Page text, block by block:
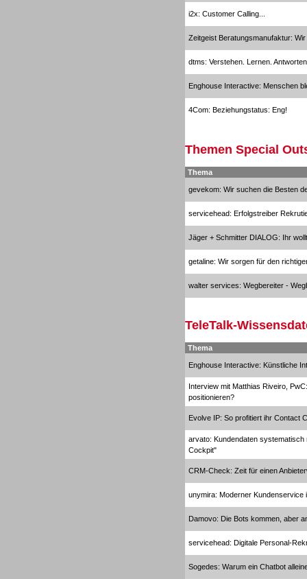
i2x: Customer Calling...
Zeitgeist Beratungsmanufaktur:
dtms: Verstehen. Lernen. Antworten
Enghouse Interactive: Menschen
4Com: Beziehungstatus: Eng!
Themen Special
Thema
gevekom: Wir suchen die Besten
servicehead: Erfolgstreiber
Jäger + Schmitter DIALOG: Ihr
getaline: Wir sorgen für den
walter services: Wegbereiter -
TeleTalk-
Thema
Enghouse Interactive: Künstliche
Interview mit Matthias Riveiro,
positionieren?
Evolve IP: So profitiert ihr Contact
arvato: Kundendaten systematisch
Cockpit"
CRM-Check: Zeit für einen
unymira: Moderner Kundenservice
Damovo: Die Bots kommen, aber
servicehead: Digitale Personal-
Sogedes: Warum ein Chatbot